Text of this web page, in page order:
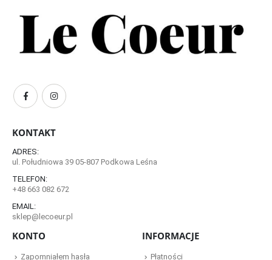
KONTAKT
ADRES:
ul. Południowa 39 05-807 Podkowa Leśna
TELEFON:
+48 663 082 672
EMAIL:
sklep@lecoeur.pl
KONTO
Zapomniałem hasła
INFORMACJE
Płatności